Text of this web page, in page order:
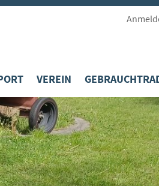
NEUESTE
VEREIN
AKTIVE
POLITISCH
INFO BULL
SERVICE
MITGLIEDSANTRAG